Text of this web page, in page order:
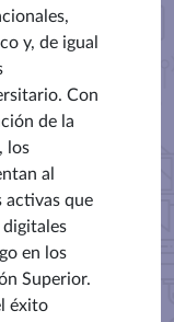
y, de igual
Con
de la
los
al
activas que
digitales
en los
Superior.
éxito